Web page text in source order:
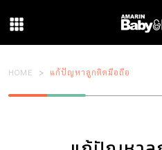
HOME แก้ปัญหาลูกติดมือถือ